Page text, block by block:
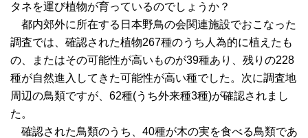
タネを運び植物が育っているのでしょうか？
都内郊外に所在する日本野鳥の会関連施設でおこなった
調査では、確認された植物267種のうち人為的に植えたも
の、またはその可能性が高いものが39種あり、残りの228
種が自然進入してきた可能性が高い種でした。次に調査地
周辺の鳥類ですが、62種(うち外来種3種)が確認されまし
た。
確認された鳥類のうち、40種が木の実を食べる鳥類であ